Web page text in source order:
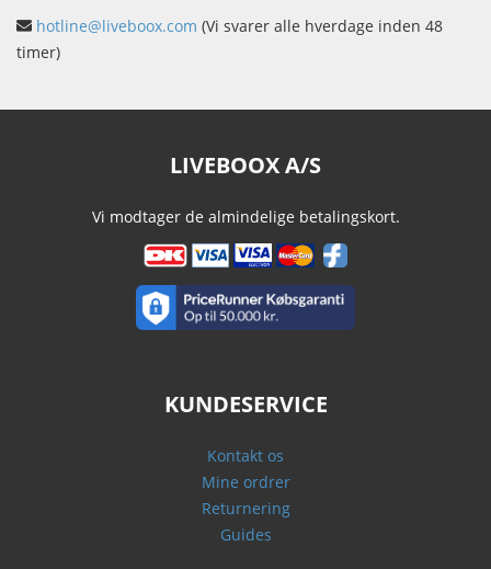
hotline@liveboox.com (Vi svarer alle hverdage inden 48
timer)
LIVEBOOX A/S
Vi modtager de almindelige betalingskort.
KUNDESERVICE
Kontakt os
Mine ordrer
Returnering
Guides